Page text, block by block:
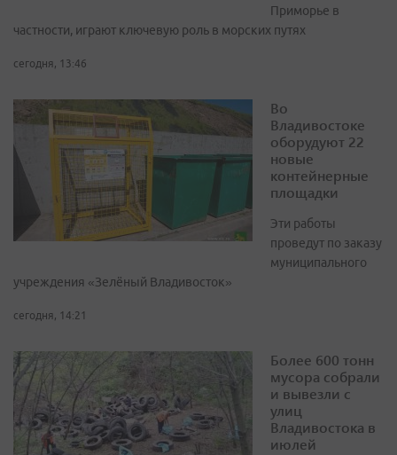
Приморье в
частности, играют ключевую роль в морских путях
сегодня, 13:46
Во
Владивостоке
оборудуют 22
новые
контейнерные
площадки
Эти работы
проведут по заказу
муниципального
учреждения «Зелёный Владивосток»
сегодня, 14:21
Более 600 тонн
мусора собрали
и вывезли с
улиц
Владивостока в
июлей